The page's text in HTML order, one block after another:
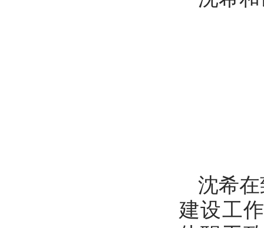
沈希
建设工